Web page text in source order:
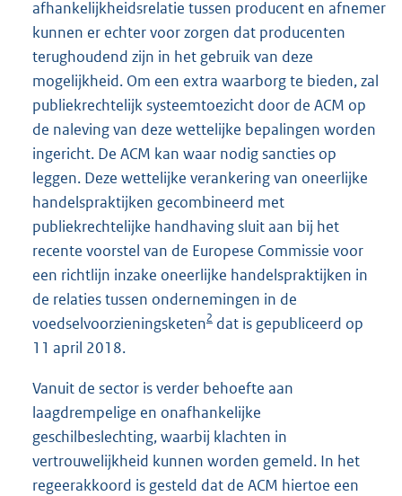
afhankelijkheidsrelatie tussen producent en afnemer
kunnen er echter voor zorgen dat producenten
terughoudend zijn in het gebruik van deze
mogelijkheid. Om een extra waarborg te bieden, zal
publiekrechtelijk systeemtoezicht door de ACM op
de naleving van deze wettelijke bepalingen worden
ingericht. De ACM kan waar nodig sancties op
leggen. Deze wettelijke verankering van oneerlijke
handelspraktijken gecombineerd met
publiekrechtelijke handhaving sluit aan bij het
recente voorstel van de Europese Commissie voor
een richtlijn inzake oneerlijke handelspraktijken in
de relaties tussen ondernemingen in de
voedselvoorzieningsketen2 dat is gepubliceerd op
11 april 2018.
Vanuit de sector is verder behoefte aan
laagdrempelige en onafhankelijke
geschilbeslechting, waarbij klachten in
vertrouwelijkheid kunnen worden gemeld. In het
regeerakkoord is gesteld dat de ACM hiertoe een